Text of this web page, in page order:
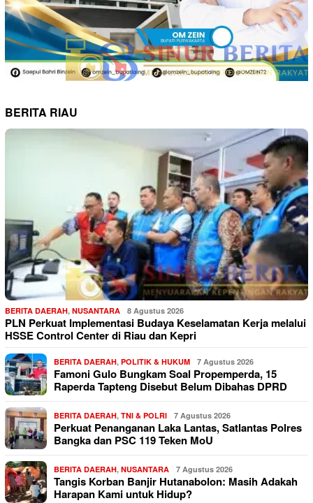
BERITA RIAU
BERITA DAERAH, NUSANTARA 8 Agustus 2026
PLN Perkuat Implementasi Budaya Keselamatan Kerja melalui
HSSE Control Center di Riau dan Kepri
BERITA DAERAH, POLITIK & HUKUM 7 Agustus 2026
Famoni Gulo Bungkam Soal Propemperda, 15
Raperda Tapteng Disebut Belum Dibahas DPRD
BERITA DAERAH, TNI & POLRI 7 Agustus 2026
Perkuat Penanganan Laka Lantas, Satlantas Polres
Bangka dan PSC 119 Teken MoU
BERITA DAERAH, NUSANTARA 7 Agustus 2026
Tangis Korban Banjir Hutanabolon: Masih Adakah
Harapan Kami untuk Hidup?